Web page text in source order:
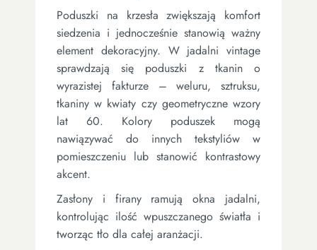
Poduszki na krzesła zwiększają komfort
siedzenia i jednocześnie stanowią ważny
element dekoracyjny. W jadalni vintage
sprawdzają się poduszki z tkanin o
wyrazistej fakturze – weluru, sztruksu,
tkaniny w kwiaty czy geometryczne wzory
lat 60. Kolory poduszek mogą
nawiązywać do innych tekstyliów w
pomieszczeniu lub stanowić kontrastowy
akcent.
Zasłony i firany ramują okna jadalni,
kontrolując ilość wpuszczanego światła i
tworząc tło dla całej aranżacji.